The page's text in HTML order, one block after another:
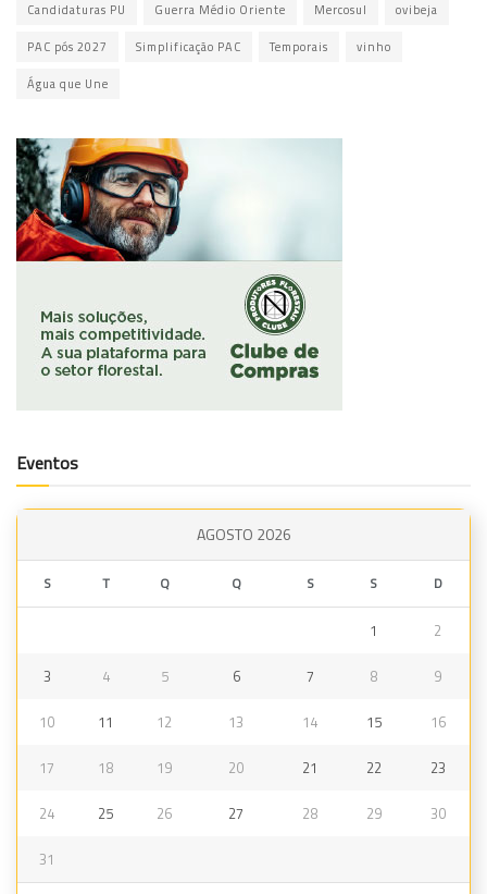
Candidaturas PU Guerra Médio Oriente Mercosul ovibeja
PAC pós 2027 Simplificação PAC Temporais vinho
Água que Une
Eventos
AGOSTO 2026
S T Q Q S S D
1 2
3 4 5 6 7 8 9
10 11 12 13 14 15 16
17 18 19 20 21 22 23
24 25 26 27 28 29 30
31